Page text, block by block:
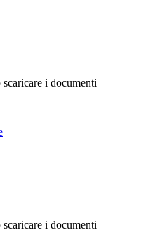
i documenti
i documenti